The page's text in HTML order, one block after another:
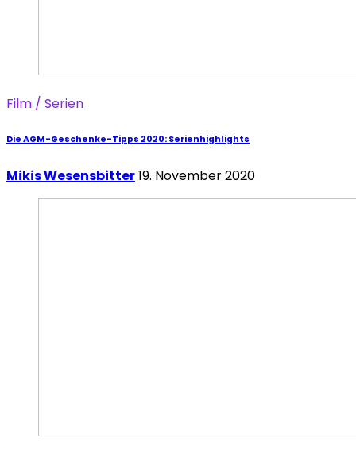
Film / Serien
Die AGM-Geschenke-Tipps 2020: Serienhighlights
Mikis Wesensbitter19. November 2020